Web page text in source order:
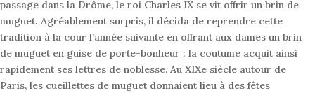
passage dans la Drôme, le roi Charles IX se vit offrir un brin de
muguet. Agréablement surpris, il décida de reprendre cette
tradition à la cour l’année suivante en offrant aux dames un brin
de muguet en guise de porte-bonheur : la coutume acquit ainsi
rapidement ses lettres de noblesse. Au XIXe siècle autour de
Paris, les cueillettes de muguet donnaient lieu à des fêtes